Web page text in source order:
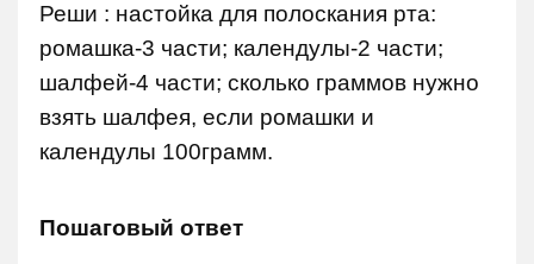
Реши : настойка для полоскания рта:
ромашка-3 части; календулы-2 части;
шалфей-4 части; сколько граммов нужно
взять шалфея, если ромашки и
календулы 100грамм.
Пошаговый ответ